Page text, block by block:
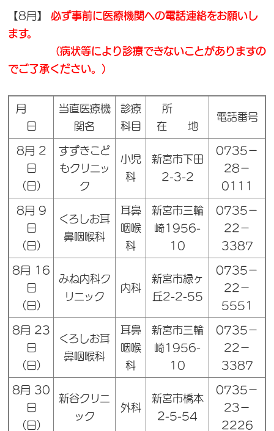
【8月】
必ず事前に医療機関への電話連絡をお願いし
ます。
（病状等により診療できないことがありますの
でご了承ください。）
月
日
当直医療機
関名
診療
科目
所
在 地
電話番号
8月 2
日
（日）
すずきこど
もクリニッ
ク
小児
科
新宮市下田
2-3-2
0735－
28－
0111
8月 9
日
（日）
くろしお耳
鼻咽喉科
耳鼻
咽喉
科
新宮市三輪
崎1956-
10
0735－
22－
3387
8月 16
日
（日）
みね内科ク
リニック
内科
新宮市緑ヶ
丘2-2-55
0735－
22－
5551
8月 23
日
（日）
くろしお耳
鼻咽喉科
耳鼻
咽喉
科
新宮市三輪
崎1956-
10
0735－
22－
3387
8月 30
日
（日）
新谷クリニ
ック
外科
新宮市橋本
2-5-54
0735－
23－
2226